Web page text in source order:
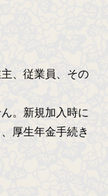
、従業員、その
。新規加入時に
厚生年金手続き